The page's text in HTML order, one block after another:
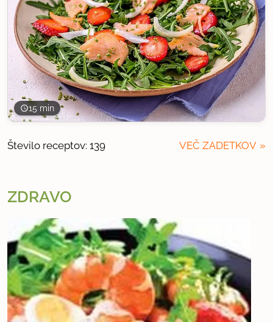
15 min
Število receptov: 139 VEČ ZADETKOV
ZDRAVO